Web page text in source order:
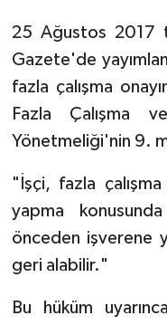
25 Ağustos 2017
Gazete'de
fazla çalışma
Fazla Çalışma
Yönetmeliği'nin 9.
"İşçi, fazla
yapma
önceden işverene
geri alabilir."
Bu hüküm